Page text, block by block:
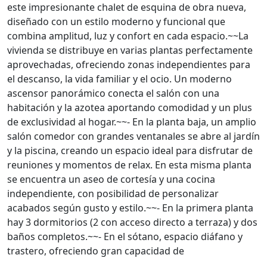
este impresionante chalet de esquina de obra nueva,
diseñado con un estilo moderno y funcional que
combina amplitud, luz y confort en cada espacio.~~La
vivienda se distribuye en varias plantas perfectamente
aprovechadas, ofreciendo zonas independientes para
el descanso, la vida familiar y el ocio. Un moderno
ascensor panorámico conecta el salón con una
habitación y la azotea aportando comodidad y un plus
de exclusividad al hogar.~~- En la planta baja, un amplio
salón comedor con grandes ventanales se abre al jardín
y la piscina, creando un espacio ideal para disfrutar de
reuniones y momentos de relax. En esta misma planta
se encuentra un aseo de cortesía y una cocina
independiente, con posibilidad de personalizar
acabados según gusto y estilo.~~- En la primera planta
hay 3 dormitorios (2 con acceso directo a terraza) y dos
baños completos.~~- En el sótano, espacio diáfano y
trastero, ofreciendo gran capacidad de